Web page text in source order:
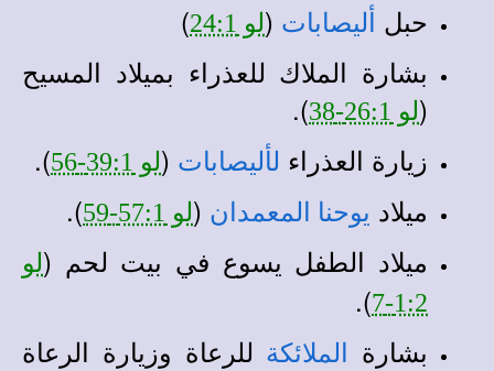
حبل
أليصابات (لو 24:1
)
بشارة الملاك للعذراء بميلاد المسيح
(لو 26:1-38
).
زيارة العذراء لأليصابات (لو 39:1-56
).
ميلاد يوحنا المعمدان (لو 57:1-59
).
ميلاد الطفل يسوع في بيت لحم (لو
1:2-7
).
بشارة
الملائكة للرعاة وزيارة الرعاة